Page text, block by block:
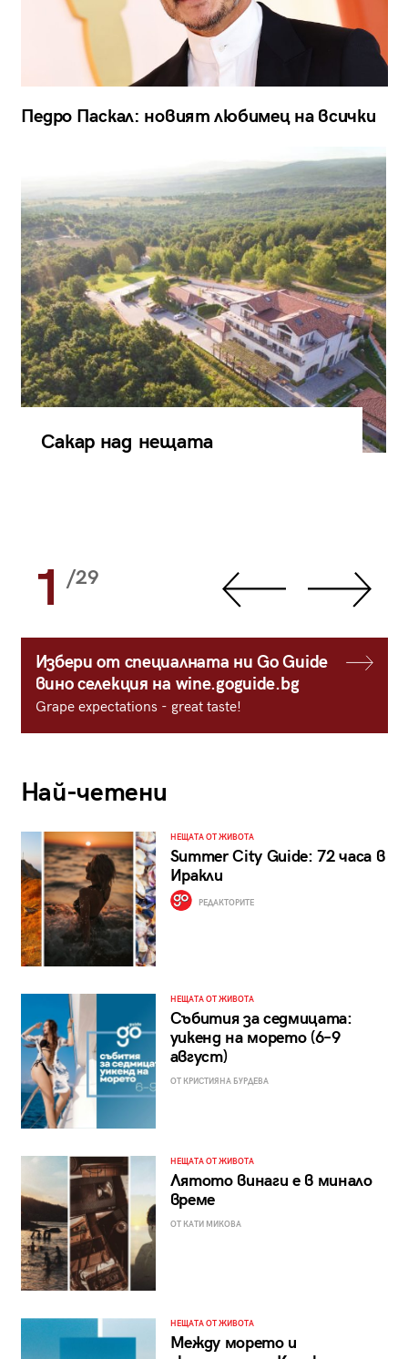
Педро Паскал: новият любимец на всички
Сакар над нещата
1 /29
Избери от специалната ни Go Guide
вино селекция на wine.goguide.bg
Grape expectations - great taste!
Най-четени
НЕЩАТА ОТ ЖИВОТА
Summer City Guide: 72 часа в
Иракли
РЕДАКТОРИТЕ
НЕЩАТА ОТ ЖИВОТА
Събития за седмицата:
уикенд на морето (6–9
август)
ОТ КРИСТИЯНА БУРДЕВА
НЕЩАТА ОТ ЖИВОТА
Лятото винаги е в минало
време
ОТ КАТИ МИКОВА
НЕЩАТА ОТ ЖИВОТА
Между морето и